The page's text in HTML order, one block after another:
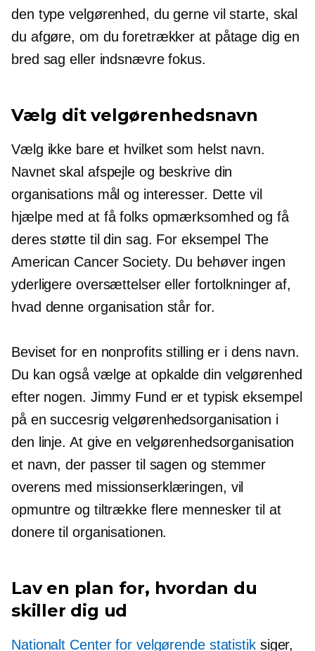
den type velgørenhed, du gerne vil starte, skal
du afgøre, om du foretrækker at påtage dig en
bred sag eller indsnævre fokus.
Vælg dit velgørenhedsnavn
Vælg ikke bare et hvilket som helst navn.
Navnet skal afspejle og beskrive din
organisations mål og interesser. Dette vil
hjælpe med at få folks opmærksomhed og få
deres støtte til din sag. For eksempel The
American Cancer Society. Du behøver ingen
yderligere oversættelser eller fortolkninger af,
hvad denne organisation står for.
Beviset for en nonprofits stilling er i dens navn.
Du kan også vælge at opkalde din velgørenhed
efter nogen. Jimmy Fund er et typisk eksempel
på en succesrig velgørenhedsorganisation i
den linje. At give en velgørenhedsorganisation
et navn, der passer til sagen og stemmer
overens med missionserklæringen, vil
opmuntre og tiltrække flere mennesker til at
donere til organisationen.
Lav en plan for, hvordan du
skiller dig ud
Nationalt Center for velgørende statistiksiger,